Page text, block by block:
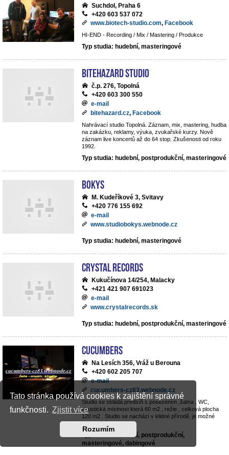
Tato stránka používá cookies k zajištění správné
funkčnosti. Zjistit více
Rozumím
Suchdol, Praha 6
+420 603 537 072
www.biotech-studio.com, Facebook
HI-END - Recording / Mix / Mastering / Produkce
Typ studia: hudební, masteringové
BiteHazard Studio
č.p. 276, Topolná
+420 603 300 550
e-mail
bitehazard.cz, Facebook
Nahrávací studio Topolná. Záznam, mix, mastering, hudba
na zakázku, reklamy, výuka, zvukařské kurzy. Nově
záznam live koncertů až do 64 stop. Zkušenosti od roku
1992.
Typ studia: hudební, postprodukční, masteringové
BoKys
M. Kudeříkové 3, Svitavy
+420 776 155 692
e-mail
www.studiobokys.webnode.cz
Typ studia: hudební, masteringové
Crystal Records
Kukučínova 14/254, Malacky
+421 421 907 691023
e-mail
www.crystalrecords.sk
Typ studia: hudební, postprodukční, masteringové
cucumbers
Na Lesích 356, Vráž u Berouna
+420 602 205 707
e-mail
cucumbers-cz83.webnode.cz
Studio se skládá predsíň s posezením ,šatna , WC,
akustická místnost která 60 m2 , režie , celková plocha
120 m2 . Studio se nachází v klidné přírodě. je možné
parkování v objektu .
Typ studia: hudební, postprodukční,
masteringové, dabingové